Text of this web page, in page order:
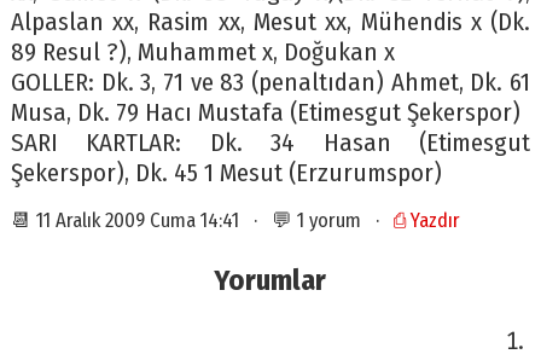
Alpaslan xx, Rasim xx, Mesut xx, Mühendis x (Dk.
89 Resul ?), Muhammet x, Doğukan x
GOLLER: Dk. 3, 71 ve 83 (penaltıdan) Ahmet, Dk. 61
Musa, Dk. 79 Hacı Mustafa (Etimesgut Şekerspor)
SARI KARTLAR: Dk. 34 Hasan (Etimesgut
Şekerspor), Dk. 45 1 Mesut (Erzurumspor)
📆 11 Aralık 2009 Cuma 14:41 · 💬 1 yorum · ⎙ Yazdır
Yorumlar